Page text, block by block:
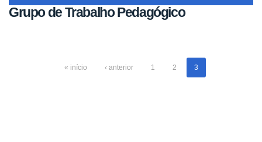
Grupo de Trabalho Pedagógico
« início ‹ anterior 1 2 3